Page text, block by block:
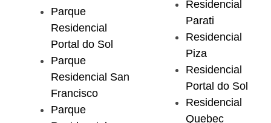
Parque
Residencial
Portal do Sol
Parque
Residencial San
Francisco
Parque
Residencial
Parati
Residencial
Piza
Residencial
Portal do Sol
Residencial
Quebec